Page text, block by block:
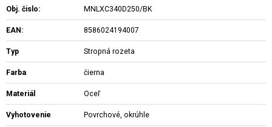
Obj. čislo: MNLXC340D250/BK
EAN: 8586024194007
Typ Stropná rozeta
Farba čierna
Materiál Oceľ
Vyhotovenie Povrchové, okrúhle